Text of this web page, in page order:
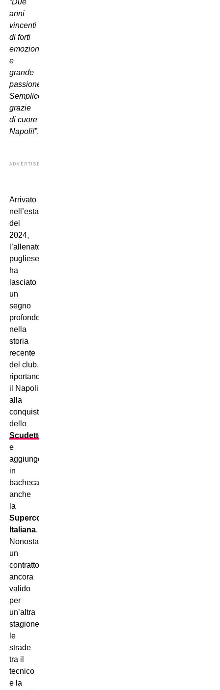
“Due
anni
vincenti
di forti
emozioni
e
grande
passione!
Semplicemente…
grazie
di cuore
Napoli!”.
ADVERTISEMENT
Arrivato
nell’estate
del
2024,
l’allenatore
pugliese
ha
lasciato
un
segno
profondo
nella
storia
recente
del club,
riportando
il Napoli
alla
conquista
dello
Scudetto
e
aggiungendo
in
bacheca
anche
la
Supercoppa
Italiana.
Nonostante
un
contratto
ancora
valido
per
un’altra
stagione,
le
strade
tra il
tecnico
e la